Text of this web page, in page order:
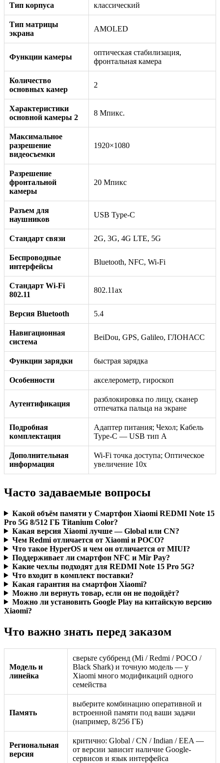
Тип корпуса классический
Тип матрицы
экрана
AMOLED
Функции камеры
оптическая стабилизация,
фронтальная камера
Количество
основных камер
2
Характеристики
основной камеры 2
8 Мпикс.
Максимальное
разрешение
видеосъемки
1920×1080
Разрешение
фронтальной
камеры
20 Мпикс
Разъем для
наушников
USB Type-C
Стандарт связи 2G, 3G, 4G LTE, 5G
Беспроводные
интерфейсы
Bluetooth, NFC, Wi-Fi
Стандарт Wi-Fi
802.11
802.11ax
Версия Bluetooth 5.4
Навигационная
система
BeiDou, GPS, Galileo, ГЛОНАСС
Функции зарядки быстрая зарядка
Особенности акселерометр, гироскоп
Аутентификация
разблокировка по лицу, сканер
отпечатка пальца на экране
Подробная
комплектация
Адаптер питания; Чехол; Кабель
Type-C — USB тип А
Дополнительная
информация
Wi-Fi точка доступа; Оптическое
увеличение 10x
Часто задаваемые вопросы
Какой объём памяти у Смартфон Xiaomi REDMI Note 15
Pro 5G 8/512 ГБ Titanium Color?
Какая версия Xiaomi лучше — Global или CN?
Чем Redmi отличается от Xiaomi и POCO?
Что такое HyperOS и чем он отличается от MIUI?
Поддерживает ли смартфон NFC и Mir Pay?
Какие чехлы подходят для REDMI Note 15 Pro 5G?
Что входит в комплект поставки?
Какая гарантия на смартфон Xiaomi?
Можно ли вернуть товар, если он не подойдёт?
Можно ли установить Google Play на китайскую версию
Xiaomi?
Что важно знать перед заказом
Модель и
линейка
сверьте суббренд (Mi / Redmi / POCO /
Black Shark) и точную модель — у
Xiaomi много модификаций одного
семейства
Память
выберите комбинацию оперативной и
встроенной памяти под ваши задачи
(например, 8/256 ГБ)
Региональная
версия
критично: Global / CN / Indian / EEA —
от версии зависит наличие Google-
сервисов и язык интерфейса